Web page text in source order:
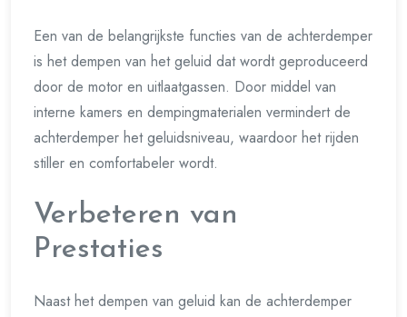
Een van de belangrijkste functies van de achterdemper
is het dempen van het geluid dat wordt geproduceerd
door de motor en uitlaatgassen. Door middel van
interne kamers en dempingmaterialen vermindert de
achterdemper het geluidsniveau, waardoor het rijden
stiller en comfortabeler wordt.
Verbeteren van
Prestaties
Naast het dempen van geluid kan de achterdemper